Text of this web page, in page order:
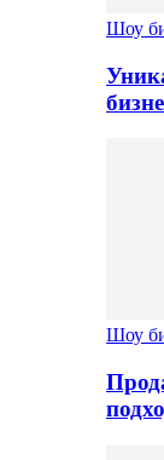
Шоу
Шоу